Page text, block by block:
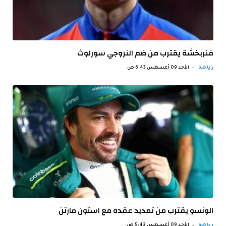
فنربخشة يقترب من ضم النروجي سورلوث
رياضة الأحد 09 أغسطس 6:43 ص
الونسو يقترب من تمديد عقده مع استون مارتن